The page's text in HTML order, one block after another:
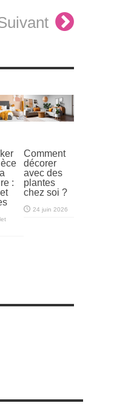
:
Comment
décorer
avec des
plantes
chez soi ?
24 juin 2026